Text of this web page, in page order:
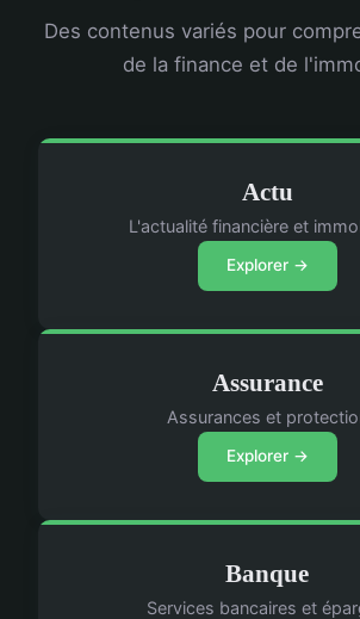
Des contenus variés pour
de la finance et de
Actu
L'actualité financière et
Explorer →
Assurance
Assurances et
Explorer →
Banque
Services bancaires et